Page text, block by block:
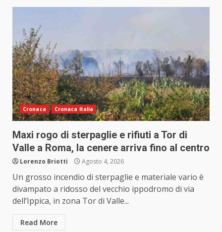
Cronaca Cronaca Italia
Maxi rogo di sterpaglie e rifiuti a Tor di
Valle a Roma, la cenere arriva fino al centro
Lorenzo Briotti Agosto 4, 2026
Un grosso incendio di sterpaglie e materiale vario è
divampato a ridosso del vecchio ippodromo di via
dell’Ippica, in zona Tor di Valle...
Read More